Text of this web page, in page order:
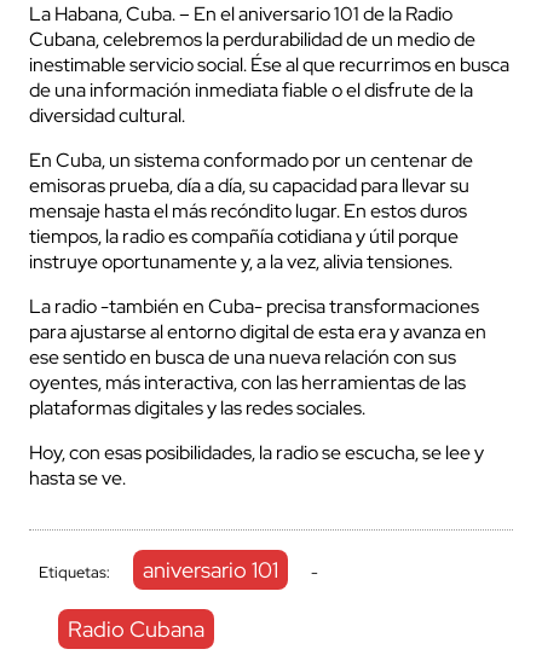
La Habana, Cuba. – En el aniversario 101 de la Radio
Cubana, celebremos la perdurabilidad de un medio de
inestimable servicio social. Ése al que recurrimos en busca
de una información inmediata fiable o el disfrute de la
diversidad cultural.
En Cuba, un sistema conformado por un centenar de
emisoras prueba, día a día, su capacidad para llevar su
mensaje hasta el más recóndito lugar. En estos duros
tiempos, la radio es compañía cotidiana y útil porque
instruye oportunamente y, a la vez, alivia tensiones.
La radio -también en Cuba- precisa transformaciones
para ajustarse al entorno digital de esta era y avanza en
ese sentido en busca de una nueva relación con sus
oyentes, más interactiva, con las herramientas de las
plataformas digitales y las redes sociales.
Hoy, con esas posibilidades, la radio se escucha, se lee y
hasta se ve.
Etiquetas: aniversario 101 -
Radio Cubana